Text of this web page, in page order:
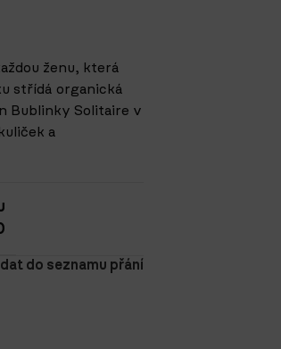
ženu, která
střídá organická
Bublinky Solitaire v
a
do seznamu přání